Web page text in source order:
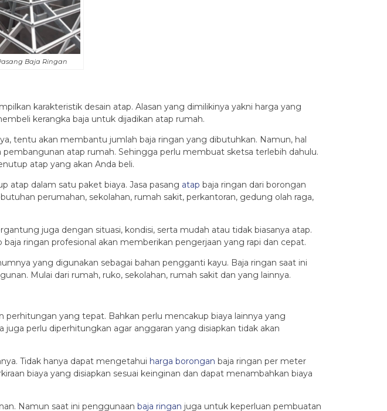
Baja Ringan
karakteristik desain atap. Alasan yang dimilikinya yakni harga yang
kerangka baja untuk dijadikan atap rumah.
tentu akan membantu jumlah baja ringan yang dibutuhkan. Namun, hal
atap rumah. Sehingga perlu membuat sketsa terlebih dahulu.
atap yang akan Anda beli.
atap dalam satu paket biaya. Jasa pasang atap baja ringan dari borongan
perumahan, sekolahan, rumah sakit, perkantoran, gedung olah raga,
juga dengan situasi, kondisi, serta mudah atau tidak biasanya atap.
ringan profesional akan memberikan pengerjaan yang rapi dan cepat.
yang digunakan sebagai bahan pengganti kayu. Baja ringan saat ini
Mulai dari rumah, ruko, sekolahan, rumah sakit dan yang lainnya.
yang tepat. Bahkan perlu mencakup biaya lainnya yang
perlu diperhitungkan agar anggaran yang disiapkan tidak akan
Tidak hanya dapat mengetahui harga borongan baja ringan per meter
biaya yang disiapkan sesuai keinginan dan dapat menambahkan biaya
Namun saat ini penggunaan baja ringan juga untuk keperluan pembuatan